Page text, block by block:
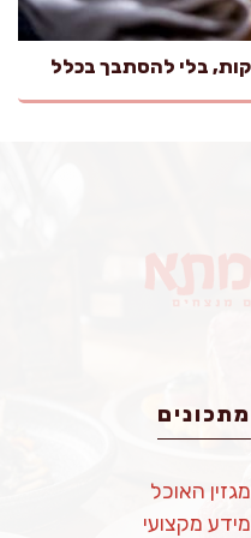
מתכונים
מגזין האוכל
מידע מקצועי